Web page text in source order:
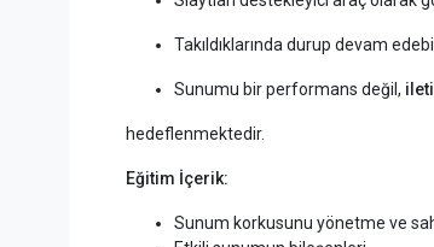
Takıldıklarında durup devam
Sunumu bir performans değil,
hedeflenmektedir.
Eğitim İçerik:
Sunum korkusunu yönetme ve